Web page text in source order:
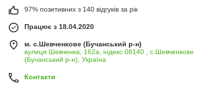
97% позитивних з 140 відгуків за рік
Працює з 18.04.2020
м. с.Шевченкове (Бучанський р-н)
вулиця Шевченка, 162а, індекс 08140 , с.Шевченкове
(Бучанський р-н), Україна
Контакти